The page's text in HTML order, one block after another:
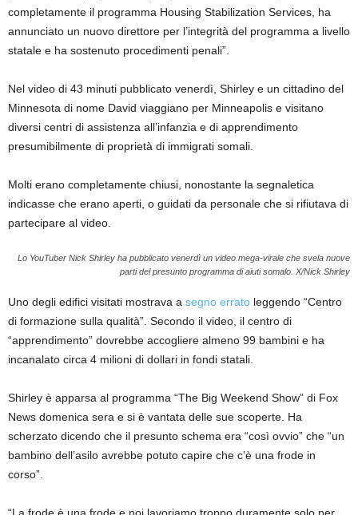
completamente il programma Housing Stabilization Services, ha
annunciato un nuovo direttore per l’integrità del programma a livello
statale e ha sostenuto procedimenti penali”.
Nel video di 43 minuti pubblicato venerdì, Shirley e un cittadino del
Minnesota di nome David viaggiano per Minneapolis e visitano
diversi centri di assistenza all’infanzia e di apprendimento
presumibilmente di proprietà di immigrati somali.
Molti erano completamente chiusi, nonostante la segnaletica
indicasse che erano aperti, o guidati da personale che si rifiutava di
partecipare al video.
Lo YouTuber Nick Shirley ha pubblicato venerdì un video mega-virale che svela nuove
parti del presunto programma di aiuti somalo. X/Nick Shirley
Uno degli edifici visitati mostrava a segno errato leggendo “Centro
di formazione sulla qualità”. Secondo il video, il centro di
“apprendimento” dovrebbe accogliere almeno 99 bambini e ha
incanalato circa 4 milioni di dollari in fondi statali.
Shirley è apparsa al programma “The Big Weekend Show” di Fox
News domenica sera e si è vantata delle sue scoperte. Ha
scherzato dicendo che il presunto schema era “così ovvio” che “un
bambino dell’asilo avrebbe potuto capire che c’è una frode in
corso”.